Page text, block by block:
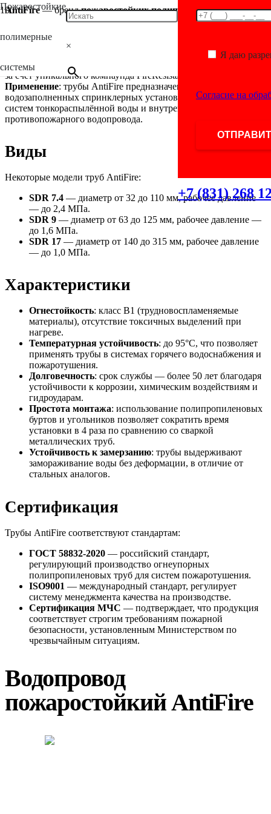
Пожаростойкие
полимерные
системы
×
Я даю
Согласие на
+7 (831) 268
AntiFire— брендпожаростойких полипропиленовых
(ППР), разработанных специально для систем
многослойного полипропилена с армированием
стекловолокном, что обеспечивает повышенную прочность и
устойчивость к температурам. Огнестойкость труб обеспечена
за счёт уникального компаунда FireResistant.
Применение: трубы AntiFire предназначены для
водозаполненных спринклерных установок пожаротушения,
систем тонкораспылённой воды и внутреннего
противопожарного водопровода.
Виды
Некоторые модели труб AntiFire:
SDR 7.4 — диаметр от 32 до 110 мм, рабочее давление
— до 2,4 МПа.
SDR 9 — диаметр от 63 до 125 мм, рабочее давление —
до 1,6 МПа.
SDR 17 — диаметр от 140 до 315 мм, рабочее давление
— до 1,0 МПа.
Характеристики
Огнестойкость: класс B1 (трудновоспламеняемые
материалы), отсутствие токсичных выделений при
нагреве.
Температурная устойчивость: до 95°C, что позволяет
применять трубы в системах горячего водоснабжения и
пожаротушения.
Долговечность: срок службы — более 50 лет благодаря
устойчивости к коррозии, химическим воздействиям и
гидроударам.
Простота монтажа: использование полипропиленовых
буртов и угольников позволяет сократить время
установки в 4 раза по сравнению со сваркой
металлических труб.
Устойчивость к замерзанию: трубы выдерживают
замораживание воды без деформации, в отличие от
стальных аналогов.
Сертификация
Трубы AntiFire соответствуют стандартам:
ГОСТ 58832-2020 — российский стандарт,
регулирующий производство огнеупорных
полипропиленовых труб для систем пожаротушения.
ISO9001 — международный стандарт, регулирует
систему менеджмента качества на производстве.
Сертификация МЧС — подтверждает, что продукция
соответствует строгим требованиям пожарной
безопасности, установленным Министерством по
чрезвычайным ситуациям.
Водопровод
пожаростойкий AntiFire